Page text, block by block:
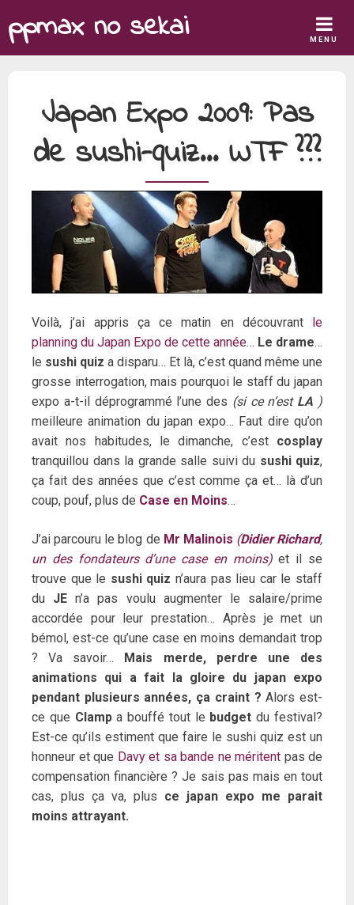
to
content
ppmax no sekai MENU
Japan Expo 2009: Pas
de sushi-quiz… WTF ???
Voilà, j’ai appris ça ce matin en découvrant
le
planning du Japan Expo de cette année… Le drame…
le sushi quiz a disparu… Et là, c’est quand même une
grosse interrogation, mais pourquoi le staff du japan
expo a-t-il déprogrammé l’une des (si ce n’est LA )
meilleure animation du japan expo… Faut dire qu’on
avait nos habitudes, le dimanche, c’est cosplay
tranquillou dans la grande salle suivi du sushi quiz,
ça fait des années que c’est comme ça et… là d’un
coup, pouf, plus de Case en Moins…
J’ai parcouru le blog de Mr Malinois (Didier Richard,
un des fondateurs d’une case en moins)et il se
trouve que le sushi quiz n’aura pas lieu car le staff
du JEn’a pas voulu augmenter le salaire/prime
accordée pour leur prestation… Après je met un
bémol, est-ce qu’une case en moins demandait trop
? Va savoir…
Mais merde, perdre une des
animations qui a fait la gloire du japan expo
pendant plusieurs années, ça craint ? Alors est-
ce que Clampa bouffé tout le budgetdu festival?
Est-ce qu’ils estiment que faire le sushi quiz est un
honneur et que Davy et sa bande ne méritent pas de
compensation financière ? Je sais pas mais en tout
cas, plus ça va, plus ce japan expo me parait
moins attrayant.